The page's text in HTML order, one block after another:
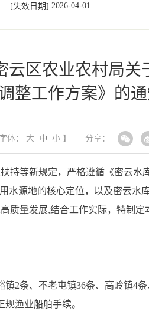
[失效日期] 2026-04-01
云区农业农村局关
整工作方案》的通
体： 大 中 小】 分享：
持等新规定，严格遵循《密云水
水源地的核心定位，以及密云水
质量发展,结合工作实际，特制定
2条、不老屯镇36条、高岭镇4
渔业船舶手续。